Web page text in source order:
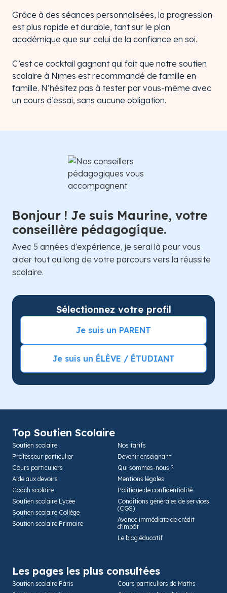
Grâce à des séances personnalisées, la progression
est plus rapide et durable, tant sur le plan
académique que sur celui de la confiance en soi.
C’est ce cocktail gagnant qui fait que notre soutien
scolaire à Nîmes est recommandé de famille en
famille. N’hésitez pas à tester par vous-même avec
un cours d’essai, sans aucune obligation.
Bonjour ! Je suis Maurine, votre
conseillère pédagogique.
Avec 5 années d'expérience, je serai là pour vous
aider tout au long de votre parcours vers la réussite
scolaire.
Sélectionnez votre profil
Je suis un PARENT
Je suis un ÉLÈVE / ÉTUDIANT
Top Soutien Scolaire
Soutien scolaire
Professeur particulier
Cours particuliers
Aide aux devoirs
Coach scolaire
Soutien scolaire Lycée
Soutien scolaire Collège
Soutien scolaire Primaire
Nos tarifs
Devenir enseignant
Qui sommes-nous ?
Mentions légales
Politique de confidentialité
Conditions générales de services
(CGS)
Avance immédiate de crédit
d'impôt
Le blog éducatif
Les pages les plus consultées
Soutien scolaire Paris
Cours particuliers de Maths